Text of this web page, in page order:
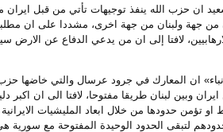
ان حزب الله ينفذ توجيهات تأتي من قبل ايران
جهة ولبنان من جهة اخرى، مشددا على ان
لافتا إلى ان من يدعي الدفاع عن
ان المعارك في جرود عرسال والتي خاضها
وبين لبنان طريقا مفتوحا، لافتا الى ان
تؤمن حدودها من خلال ابعاد المليشيات
لتبقى الحدود الوحيدة المفتوحة مع سورية هي